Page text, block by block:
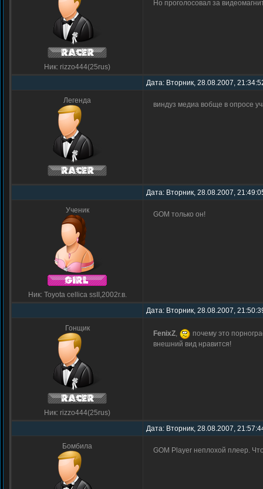
Ник: rizzo444(25rus)
Но проголосовал за
Дата: Вторник, 28.08.2007,
Легенда виндуз медиа вобще в опросе
Дата: Вторник, 28.08.2007,
Ученик
Ник: Toyota cellica ssII,2002г.в.
GOM только он!
Дата: Вторник, 28.08.2007,
Гонщик
Ник: rizzo444(25rus)
FenixZ,
почему это
внешний вид нравится!
Дата: Вторник, 28.08.2007,
Бомбила GOM Player неплохой плеер.